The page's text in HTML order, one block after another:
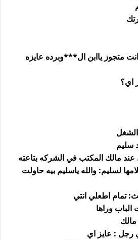
متجوز ياابن ال***وبرده عايزه
اي؟
سليم
مالك المكتب في الشركه بتاعته
لسليم: والله ياسليم بيه حاولت
تمام اطعلي انتي
وراها
مالك
: عايز اي